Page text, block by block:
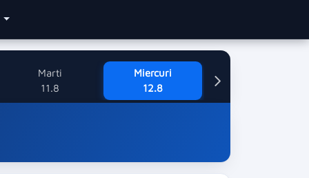
Marti
11.8
Miercuri
12.8